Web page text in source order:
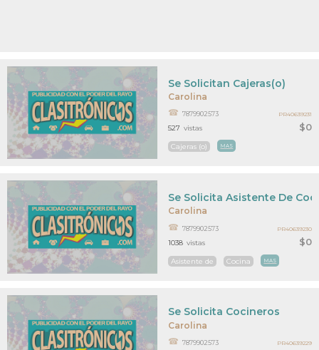
Carolina
$0
Se Solicitan Cajeras(o)
7879902573
Cajeras (o) MAS
527 vistas
PR40639231
Carolina
$0
Se Solicita Asistente De
7879902573
Asistente de Cocina MAS
1038 vistas
PR40639230
Carolina
Se Solicita Cocineros
7879902573 PR40639229